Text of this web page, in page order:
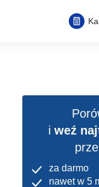
iweź
za darmo
nawet w 5